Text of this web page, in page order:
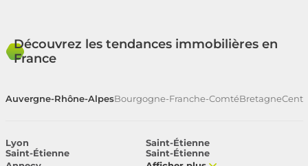
Découvrez les tendances immobilières en
France
Auvergne-Rhône-AlpesBourgogne-Franche-ComtéBretagne
Lyon
Saint-Étienne
Saint-Étienne
Saint-Étienne